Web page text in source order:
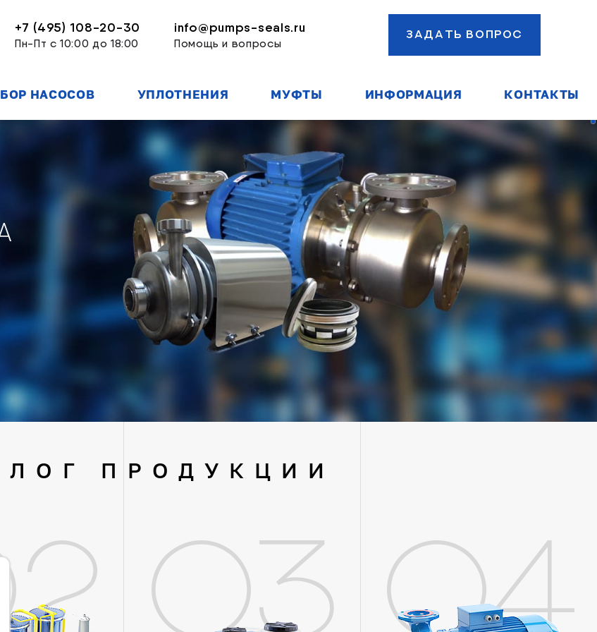
+7 (495) 108-20-30
Пн-Пт с 10:00 до 18:00
info@pumps-seals.ru
Помощь и вопросы
ЗАДАТЬ ВОПРОС
НАСОСОВ УПЛОТНЕНИЯ МУФТЫ ИНФОРМАЦИЯ КОНТАКТЫ
ПРОДУКЦИИ
03 04